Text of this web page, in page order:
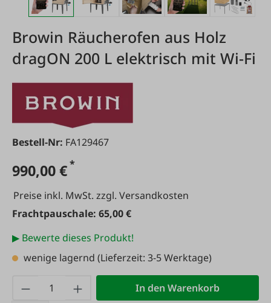
Browin Räucherofen aus Holz
dragON 200 L elektrisch mit Wi-Fi
Bestell-Nr: FA129467
990,00 €*
Preise inkl. MwSt. zzgl. Versandkosten
Frachtpauschale: 65,00 €
▶ Bewerte dieses Produkt!
wenige lagernd (Lieferzeit: 3-5 Werktage)
Produkt Anzahl: Gib den gewünschten
In den Warenkorb